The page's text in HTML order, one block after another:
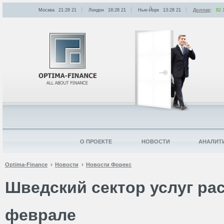
Optima-Finance Новости Новости Форекс
Шведский сектор услуг
феврале
Москва 21:28 21 Лондон 18:28 21 Нью-Йорк 13:28 21 Доллар:
О ПРОЕКТЕ НОВОСТИ